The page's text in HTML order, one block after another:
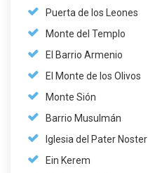
Puerta de los Leones
Monte del Templo
El Barrio Armenio
El Monte de los Olivos
Monte Sión
Barrio Musulmán
Iglesia del Pater Noster
Ein Kerem